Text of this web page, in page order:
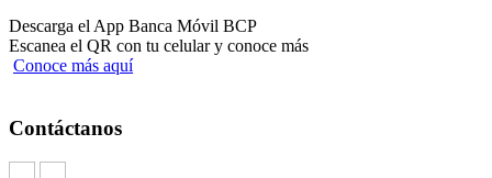
Descarga el App Banca Móvil BCP
Escanea el QR con tu celular y conoce más
Conoce más aquí
Contáctanos